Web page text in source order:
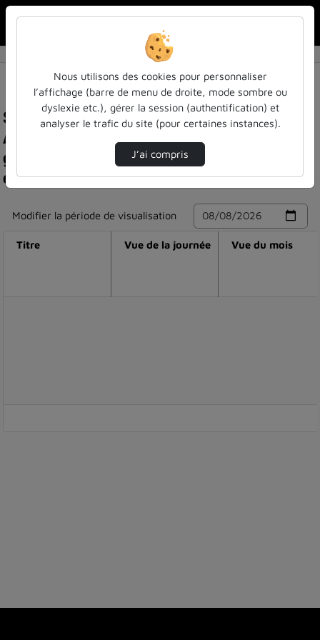
Statistiques de visualisation de la vidéo
Allocution de bienvenue du président de la
grande métropole du grand nancy aux
congressistes du la 2e tacd
Modifier la période de visualisation
Titre Vue de la journée Vue du mois
Nous utilisons des cookies pour personnaliser
l’affichage (barre de menu de droite, mode sombre ou
dyslexie etc.), gérer la session (authentification) et
analyser le trafic du site (pour certaines instances).
J’ai compris